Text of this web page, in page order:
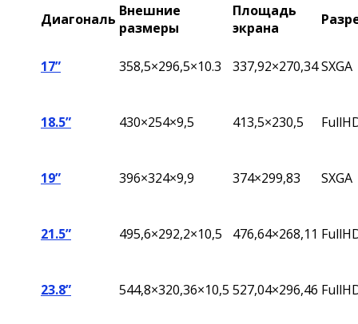
Диагональ Внешние
размеры
Площадь
экрана
17” 358,5×296,5×10.3 337,92×270,34SXGA
18.5” 430×254×9,5 413,5×230,5
19” 396×324×9,9 374×299,83 SXGA
21.5” 495,6×292,2×10,5 476,64×268,11
23.8” 544,8×320,36×10,5 527,04×296,46